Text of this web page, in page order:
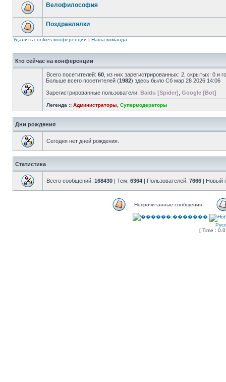
Велофилософия
Поздравлялки
Удалить cookies конференции | Наша команда
Кто сейчас на конференции
Всего посетителей: 60 , из них зарегистрированных: 2, скрытых: 0 и
Больше всего посетителей (1982) здесь было Сб мар 28 2026 14:06
Зарегистрированные пользователи: Baidu [Spider] Google [Bot]
Легенда :: Администраторы Супермодераторы
Дни рождения
Сегодня нет дней рождения.
Статистика
Всего сообщений: 168430 | Тем: 6364 | Пользователей: 7666 | Новый
Непрочитанные сообщения
[ Time :